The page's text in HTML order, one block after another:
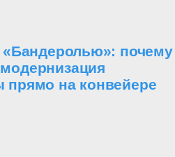
«Бандеролью»: почему
прямо на конвейере